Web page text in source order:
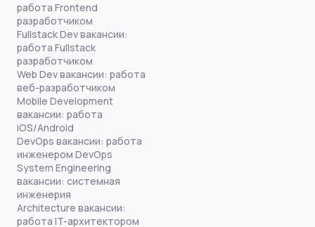
работа Frontend
разработчиком
Fullstack Dev вакансии:
работа Fullstack
разработчиком
Web Dev вакансии: работа
веб-разработчиком
Mobile Development
вакансии: работа
iOS/Android
DevOps вакансии: работа
инженером DevOps
System Engineering
вакансии: системная
инженерия
Architecture вакансии:
работа IT-архитектором